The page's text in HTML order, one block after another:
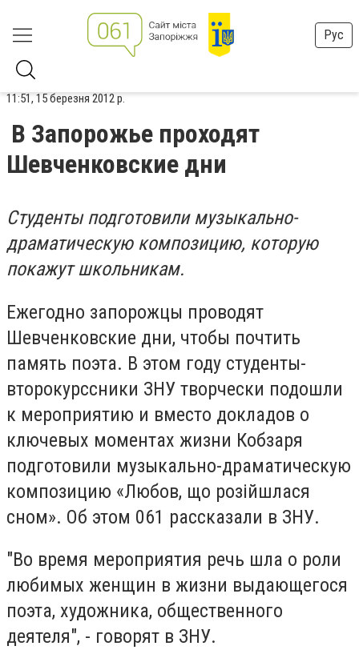
Рус
11:51, 15 березня 2012 р.
В Запорожье проходят
Шевченковские дни
Студенты подготовили музыкально-
драматическую композицию, которую
покажут школьникам.
Ежегодно запорожцы проводят
Шевченковские дни, чтобы почтить
память поэта. В этом году студенты-
второкурссники ЗНУ творчески подошли
к мероприятию и вместо докладов о
ключевых моментах жизни Кобзаря
подготовили музыкально-драматическую
композицию «Любов, що розійшлася
сном». Об этом 061 рассказали в ЗНУ.
"Во время мероприятия речь шла о роли
любимых женщин в жизни выдающегося
поэта, художника, общественного
деятеля", - говорят в ЗНУ.